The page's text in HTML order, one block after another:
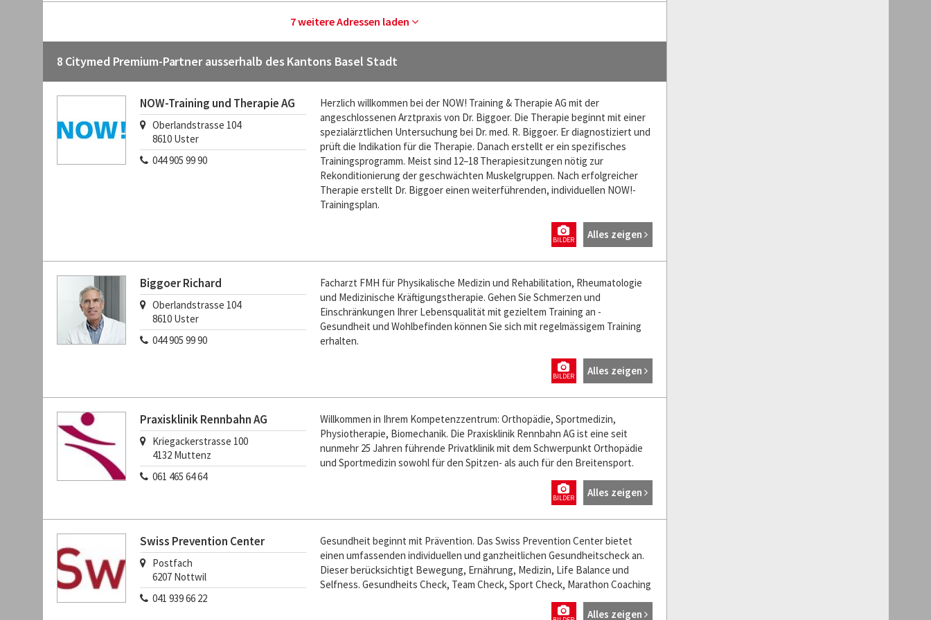
7 weitere Adressen laden
8 Citymed Premium-Partner ausserhalb des Kantons Basel Stadt
NOW-Training und Therapie AG
Oberlandstrasse 104
8610 Uster
044 905 99 90
Herzlich willkommen bei der NOW! Training & Therapie AG mit der
angeschlossenen Arztpraxis von Dr. Biggoer. Die Therapie beginnt mit einer
spezialärztlichen Untersuchung bei Dr. med. R. Biggoer. Er diagnostiziert und
prüft die Indikation für die Therapie. Danach erstellt er ein spezifisches
Trainingsprogramm. Meist sind 12–18 Therapiesitzungen nötig zur
Rekonditionierung der geschwächten Muskelgruppen. Nach erfolgreicher
Therapie erstellt Dr. Biggoer einen weiterführenden, individuellen NOW!-
Trainingsplan.
Alles zeigen
BILDER
Biggoer Richard
Oberlandstrasse 104
8610 Uster
044 905 99 90
Facharzt FMH für Physikalische Medizin und Rehabilitation, Rheumatologie
und Medizinische Kräftigungstherapie. Gehen Sie Schmerzen und
Einschränkungen Ihrer Lebensqualität mit gezieltem Training an -
Gesundheit und Wohlbefinden können Sie sich mit regelmässigem Training
erhalten.
Alles zeigen
BILDER
Praxisklinik Rennbahn AG
Kriegackerstrasse 100
4132 Muttenz
061 465 64 64
Willkommen in Ihrem Kompetenzzentrum: Orthopädie, Sportmedizin,
Physiotherapie, Biomechanik. Die Praxisklinik Rennbahn AG ist eine seit
nunmehr 25 Jahren führende Privatklinik mit dem Schwerpunkt Orthopädie
und Sportmedizin sowohl für den Spitzen- als auch für den Breitensport.
Alles zeigen
BILDER
Swiss Prevention Center
Postfach
6207 Nottwil
041 939 66 22
Gesundheit beginnt mit Prävention. Das Swiss Prevention Center bietet
einen umfassenden individuellen und ganzheitlichen Gesundheitscheck an.
Dieser berücksichtigt Bewegung, Ernährung, Medizin, Life Balance und
Selfness. Gesundheits Check, Team Check, Sport Check, Marathon Coaching
Alles zeigen